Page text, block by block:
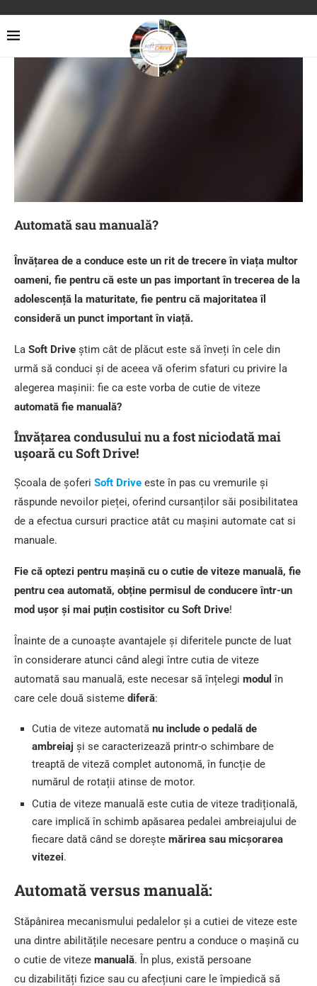
Automată sau manuală?
Învățarea de a conduce este un rit de trecere în viața multor
oameni, fie pentru că este un pas important în trecerea de la
adolescență la maturitate, fie pentru că majoritatea îl
consideră un punct important în viață.
La Soft Drive știm cât de plăcut este să înveți în cele din
urmă să conduci și de aceea vă oferim sfaturi cu privire la
alegerea mașinii: fie ca este vorba de cutie de viteze
automată fie manuală?
Învățarea condusului nu a fost niciodată mai
ușoară cu Soft Drive!
Școala de șoferi Soft Drive este în pas cu vremurile și
răspunde nevoilor pieței, oferind cursanților săi posibilitatea
de a efectua cursuri practice atât cu mașini automate cat si
manuale.
Fie că optezi pentru mașină cu o cutie de viteze manuală, fie
pentru cea automată, obține permisul de conducere într-un
mod ușor și mai puțin costisitor cu Soft Drive!
Înainte de a cunoaște avantajele și diferitele puncte de luat
în considerare atunci când alegi între cutia de viteze
automată sau manuală, este necesar să înțelegi modul în
care cele două sisteme diferă:
Cutia de viteze automată nu include o pedală de
ambreiaj și se caracterizează printr-o schimbare de
treaptă de viteză complet autonomă, în funcție de
numărul de rotații atinse de motor.
Cutia de viteze manuală este cutia de viteze tradițională,
care implică în schimb apăsarea pedalei ambreiajului de
fiecare dată când se dorește mărirea sau micșorarea
vitezei.
Automată versus manuală:
Stăpânirea mecanismului pedalelor și a cutiei de viteze este
una dintre abilitățile necesare pentru a conduce o mașină cu
o cutie de viteze manuală. În plus, există persoane
cu dizabilități fizice sau cu afecțiuni care le împiedică să